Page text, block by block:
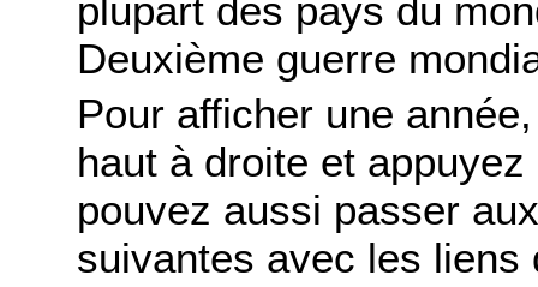
plupart des pays du
Deuxième guerre
Pour afficher une
haut à droite et
pouvez aussi passer
suivantes avec les liens